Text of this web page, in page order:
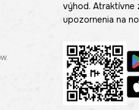
výhod. Atraktívne
upozornenia na